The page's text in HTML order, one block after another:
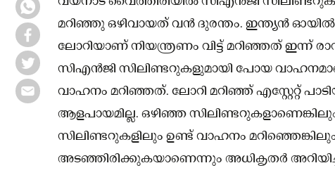
മറിഞ്ഞു ഒഴിവായത് വൻ ദുരന്തം. ഇന്ത്യൻ ഓയിൽ
ലോറിയാണ് നിയന്ത്രണം വിട്ട് മറിഞ്ഞത് ഇന്ന്
സിഎൻജി സിലിണ്ടറുകളുമായി പോയ വാഹനമാണ്
വാഹനം മറിഞ്ഞത്. ലോറി മറിഞ്ഞ് എസ്റ്റേറ്റ്
ആളപായമില്ല. ഒഴിഞ്ഞ
സിലിണ്ടറുകളിലും ഉണ്ട് വാഹനം
അടഞ്ഞിരിക്കുകയാണെന്നും അധികൃതർ